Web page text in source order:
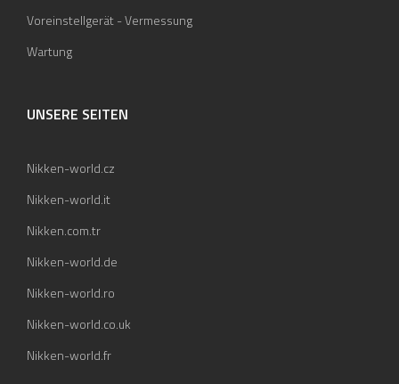
Voreinstellgerät - Vermessung
Wartung
UNSERE SEITEN
Nikken-world.cz
Nikken-world.it
Nikken.com.tr
Nikken-world.de
Nikken-world.ro
Nikken-world.co.uk
Nikken-world.fr